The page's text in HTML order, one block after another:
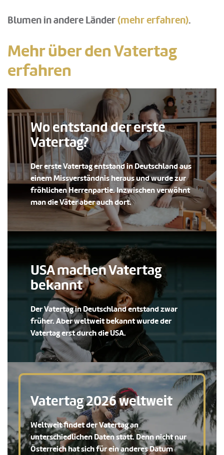
Blumen in andere Länder(mehr erfahren).
Mehr über den Vatertag
erfahren
Wo entstand der erste
Vatertag?
Der erste Vatertag entstand in Deutschland aus
einem Missverständnis heraus und wurde zur
fröhlichen Herrenpartie. Inzwischen verwöhnt
man die Väter aber auch dort.
USA machen Vatertag
bekannt
Der Vatertag in Deutschland entstand zwar
früher. Aber weltweit bekannt wurde der
Vatertag erst durch die USA.
Vatertag 2026 weltweit
Weltweit findet der Vatertag an
unterschiedlichen Daten statt. Denn nicht nur
Österreich hat sich für ein anderes Datum